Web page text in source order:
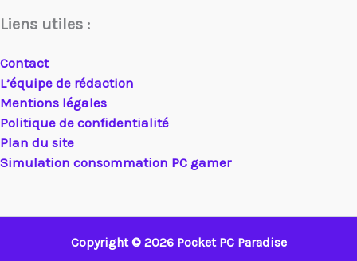
Liens utiles :
Contact
L’équipe de rédaction
Mentions légales
Politique de confidentialité
Plan du site
Simulation consommation PC gamer
Copyright © 2026 Pocket PC Paradise